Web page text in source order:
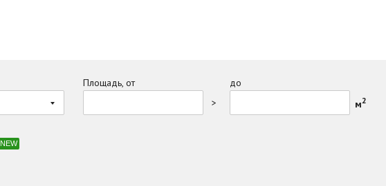
Площадь, от
>
до
м2
NEW